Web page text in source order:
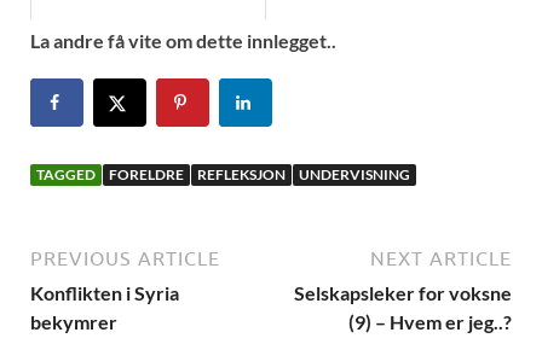
La andre få vite om dette innlegget..
TAGGED FORELDRE REFLEKSJON UNDERVISNING
PREVIOUS ARTICLE
Konflikten i Syria
bekymrer
NEXT ARTICLE
Selskapsleker for voksne
(9) – Hvem er jeg..?